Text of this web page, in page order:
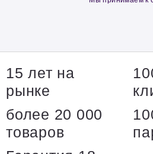
15 лет на
рынке
более 20 000
товаров